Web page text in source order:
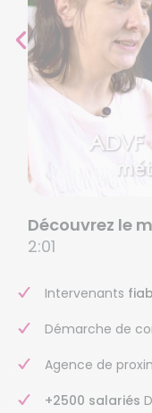
Découvrez le
2:01
Intervenants
Démarche de
Agence de
+2500 salariés